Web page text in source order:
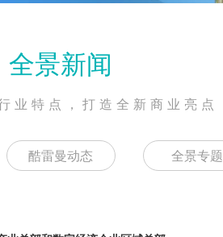
全景新闻
业特点，打造全新商业亮点
酷雷曼动态 全景专题